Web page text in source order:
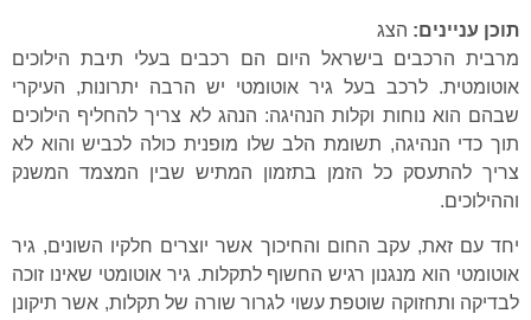
תוכן עניינים: הצג
מרבית הרכבים בישראל היום הם רכבים בעלי תיבת הילוכים
אוטומטית. לרכב בעל גיר אוטומטי יש הרבה יתרונות, העיקרי
שבהם הוא נוחות וקלות הנהיגה: הנהג לא צריך להחליף הילוכים
תוך כדי הנהיגה, תשומת הלב שלו מופנית כולה לכביש והוא לא
צריך להתעסק כל הזמן בתזמון המתיש שבין המצמד המשנק
וההילוכים.
יחד עם זאת, עקב החום והחיכוך אשר יוצרים חלקיו השונים, גיר
אוטומטי הוא מנגנון רגיש החשוף לתקלות. גיר אוטומטי שאינו זוכה
לבדיקה ותחזוקה שוטפת עשוי לגרור שורה של תקלות, אשר תיקונן